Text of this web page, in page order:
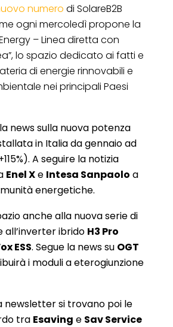
numero di SolareB2B
ogni mercoledì propone la
– Linea diretta con
lo spazio dedicato ai fatti e
di energie rinnovabili e
nei principali Paesi
news sulla nuova potenza
in Italia da gennaio ad
A seguire la notizia
Enel Xe Intesa Sanpaolo a
energetiche.
anche alla nuova serie di
ibrido H3 Pro
ESS. Segue la news su OGT
i moduli a eterogiunzione
newsletter si trovano poi le
tra Esaving e Sav Service